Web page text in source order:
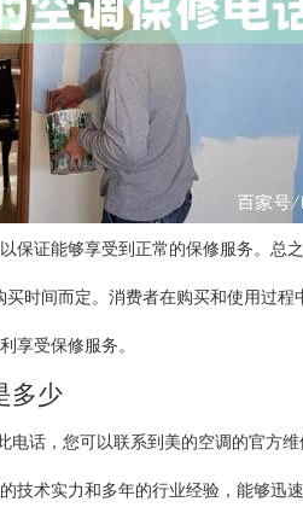
保证能够享受到正常的保修服务。总
时间而定。消费者在购买和使用过程
享受保修服务。
多少
话，您可以联系到美的空调的官方
技术实力和多年的行业经验，能够迅